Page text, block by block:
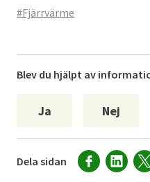
#Fjärrvärme
Blev du hjälpt av
Ja Nej
Dela sidan